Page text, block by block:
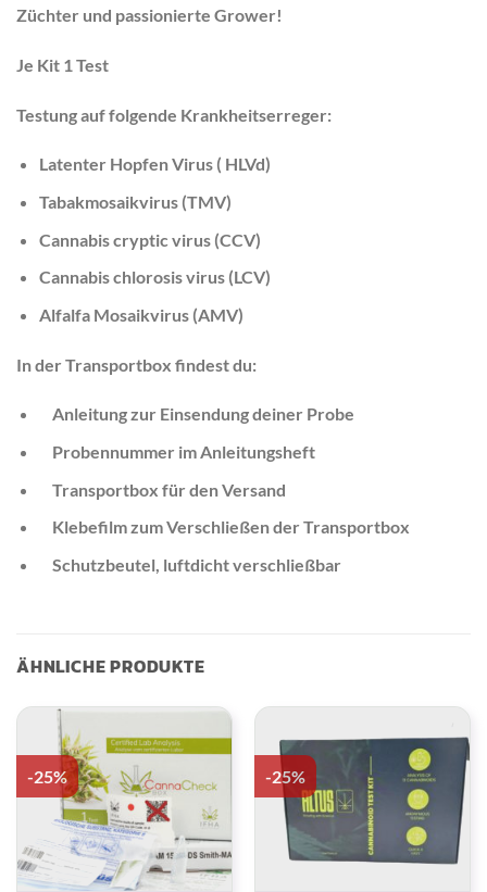
Züchter und passionierte Grower!
Je Kit 1 Test
Testung auf folgende Krankheitserreger:
Latenter Hopfen Virus ( HLVd)
Tabakmosaikvirus (TMV)
Cannabis cryptic virus (CCV)
Cannabis chlorosis virus (LCV)
Alfalfa Mosaikvirus (AMV)
In der Transportbox findest du:
Anleitung zur Einsendung deiner Probe
Probennummer im Anleitungsheft
Transportbox für den Versand
Klebefilm zum Verschließen der Transportbox
Schutzbeutel, luftdicht verschließbar
ÄHNLICHE PRODUKTE
-25% -25%